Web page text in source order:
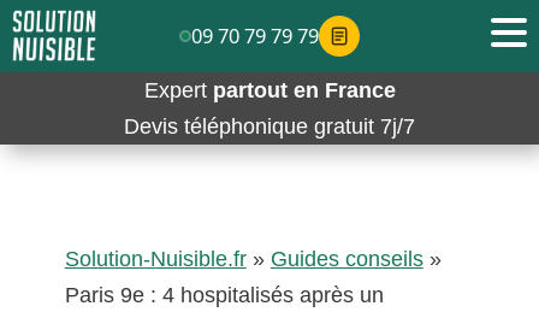
Expert partout en France
Devis téléphonique gratuit 7j/7
Solution-Nuisible.fr» Guides conseils»
Paris 9e : 4 hospitalisés après un
09 70 79 79 79